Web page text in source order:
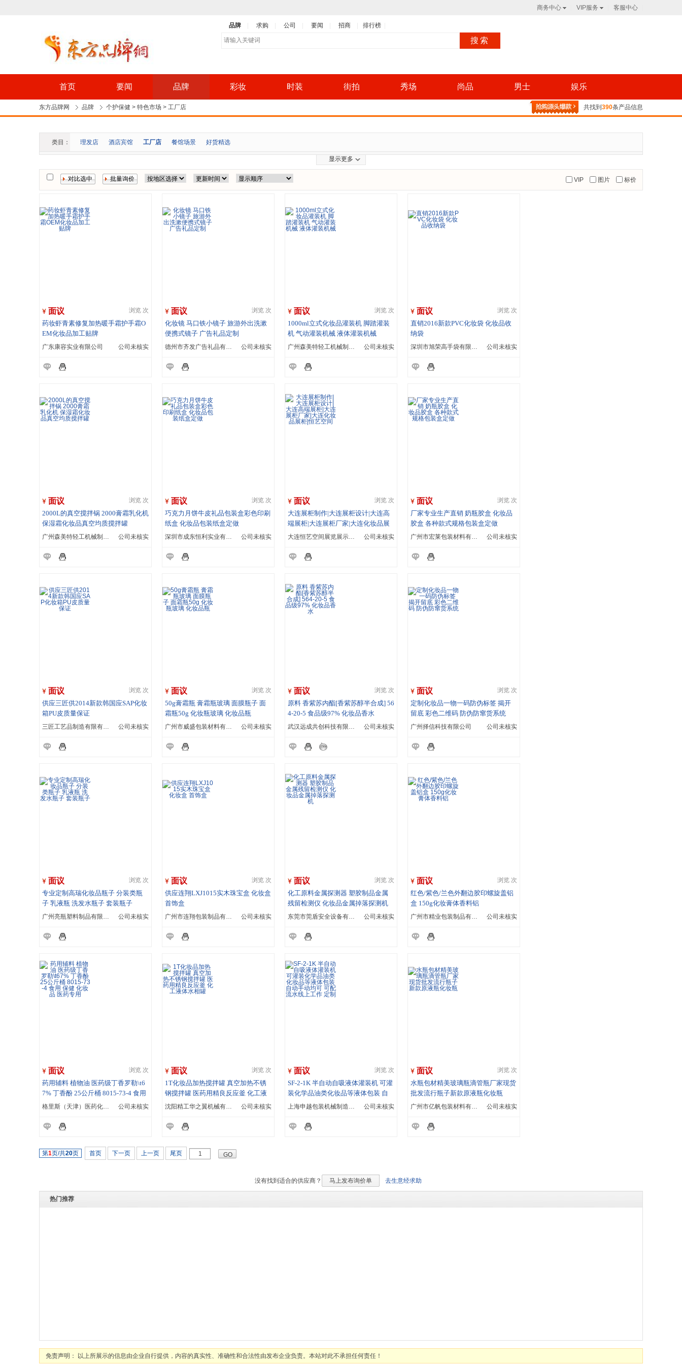
商务中心 VIP服务 客服中心
品牌 求购 公司 要闻 招商 排行榜
搜索
首页 要闻 品牌 彩妆 时装 街拍 秀场 尚品 男士 娱乐
情感 品牌 潮妆
东方品牌网 品牌 个护保健 > 特色市场 > 工厂店 共找到 390条产品信息
类目： 理发店 酒店宾馆 工厂店 餐馆场景 好货精选
显示更多
标价
图片
VIP
面议 浏览 次
药妆虾青素修复加热暖手霜护手霜O
EM化妆品加工贴牌
广东康容实业有限公司 公司未核实
面议 浏览 次
化妆镜 马口铁小镜子 旅游外出洗漱
便携式镜子 广告礼品定制
德州市齐发广告礼品有限公司 公司未核实
面议 浏览 次
1000ml立式化妆品灌装机 脚踏灌装
机 气动灌装机械 液体灌装机械
广州森美特轻工机械制造有限公司 公司未核实
面议 浏览 次
直销2016新款PVC化妆袋 化妆品收
纳袋
深圳市旭荣高手袋有限公司 公司未核实
面议 浏览 次
2000L的真空搅拌锅 2000膏霜乳化机
保湿霜化妆品真空均质搅拌罐
广州森美特轻工机械制造有限公司 公司未核实
面议 浏览 次
巧克力月饼牛皮礼品包装盒彩色印刷
纸盒 化妆品包装纸盒定做
深圳市成东恒利实业有限公司 公司未核实
面议 浏览 次
大连展柜制作|大连展柜设计|大连高
端展柜|大连展柜厂家|大连化妆品展
柜|恒艺空间
大连恒艺空间展览展示工程有限公司 公司未核实
面议 浏览 次
厂家专业生产直销 奶瓶胶盒 化妆品
胶盒 各种款式规格包装盒定做
广州市宏莱包装材料有限公司 公司未核实
面议 浏览 次
供应三匠供2014新款韩国应SAP化妆
箱PU皮质量保证
三匠工艺品制造有限有限公司 公司未核实
面议 浏览 次
50g膏霜瓶 膏霜瓶玻璃 面膜瓶子 面
霜瓶50g 化妆瓶玻璃 化妆品瓶
广州市威盛包装材料有限公司 公司未核实
面议 浏览 次
原料 香紫苏内酯[香紫苏醇半合成] 56
4-20-5 食品级97% 化妆品香水
武汉远成共创科技有限公司 公司未核实
面议 浏览 次
定制化妆品一物一码防伪标签 揭开
留底 彩色二维码 防伪防窜货系统
广州择信科技有限公司 公司未核实
面议 浏览 次
专业定制高瑞化妆品瓶子 分装类瓶
子 乳液瓶 洗发水瓶子 套装瓶子
广州亮瓶塑料制品有限公司 公司未核实
面议 浏览 次
供应连翔LXJ1015实木珠宝盒 化妆盒
首饰盒
广州市连翔包装制品有限公司 公司未核实
面议 浏览 次
化工原料金属探测器 塑胶制品金属
残留检测仪 化妆品金属掉落探测机
东莞市莞盾安全设备有限公司 公司未核实
面议 浏览 次
红色/紫色/兰色外翻边胶印螺旋盖铝
盒 150g化妆膏体香料铝
广州市精业包装制品有限公司 公司未核实
面议 浏览 次
药用辅料 植物油 医药级丁香罗勒\t6
7% 丁香酚 25公斤桶 8015-73-4 食用
保健 化妆品 医药专用格里斯（天津）医药化学技术有限公司 公司未核实
面议 浏览 次
1T化妆品加热搅拌罐 真空加热不锈
钢搅拌罐 医药用精良反应釜 化工液
体水相罐
沈阳精工华之翼机械有限公司 公司未核实
面议 浏览 次
SF-2-1K 半自动自吸液体灌装机 可灌
装化学品油类化妆品等液体包装 自
动手动均可 可配流水线上工作 定制
上海申越包装机械制造有限公司 公司未核实
面议 浏览 次
水瓶包材精美玻璃瓶滴管瓶厂家现货
批发流行瓶子新款原液瓶化妆瓶
广州市亿帆包装材料有限公司 公司未核实
第1页/共20页 首页 下一页 上一页 尾页
没有找到适合的供应商？ 马上发布询价单 去生意经求助
热门推荐
免责声明： 以上所展示的信息由企业自行提供，内容的真实性、准确性和合法性由发布企业负责。本站对此不承担任何责任！